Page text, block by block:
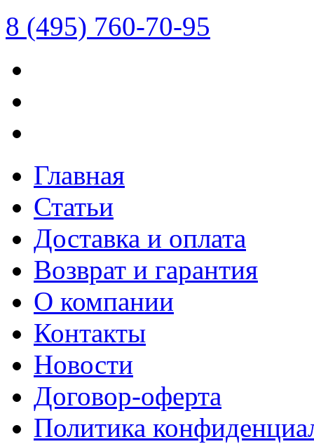
8 (495) 760-70-95
Главная
Статьи
Доставка и оплата
Возврат и гарантия
О компании
Контакты
Новости
Договор-оферта
Политика